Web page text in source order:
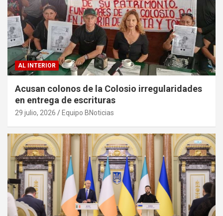
AL INTERIOR
Acusan colonos de la Colosio irregularidades
en entrega de escrituras
29 julio, 2026 Equipo BNoticias